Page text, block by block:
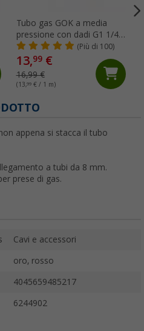
Tubo gas GOK a media
pressione con dadi G1 1/4
su entrambi i lati – 10 bar
6,3 x 3,5 x 100 cm
(Più di 100)
13,99€
16,99 €
(13,99€ / 1 m)
appena si stacca il tubo
a tubi da 8 mm.
prese di gas.
Cavi e accessori
oro, rosso
4045659485217
6244902